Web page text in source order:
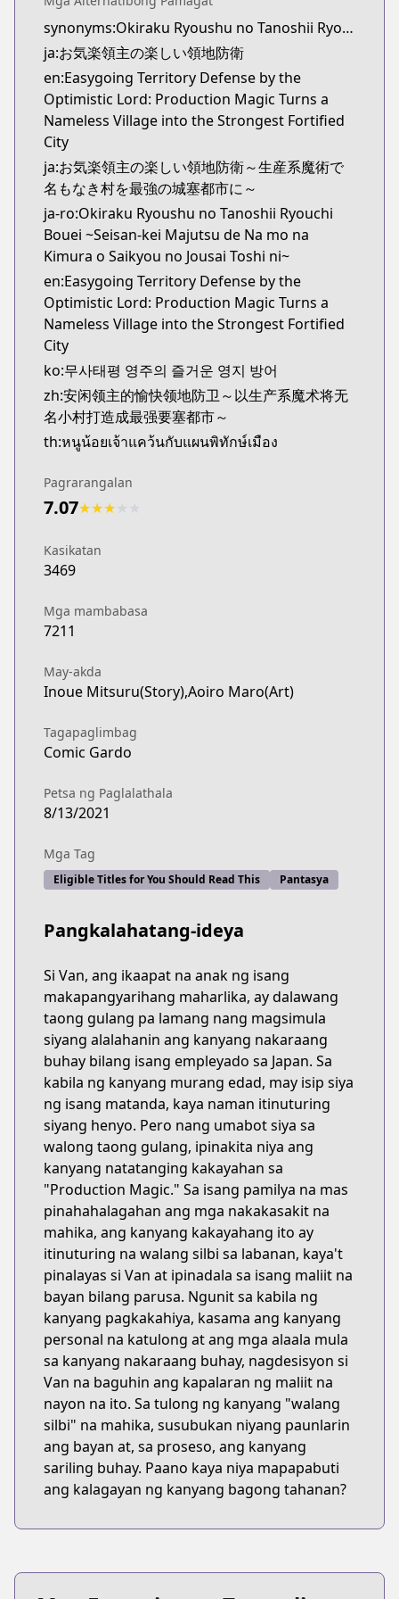
Kitsu
https://kitsu.app/manga/65012
CDJapan
CDJapan
https://www.anime-planet.com/manga/https://
MangaUpdates
MangaUpdates
https://www.mangaupdates.com/
novelUpdates
novelUpdates
https://www.novelupdates.com/series/fun-
Book☆Walker
Book☆Walker
https://bookwalker.jp/series/342851/list
Official English
Official English
https://sevenseasentertainment.com/series/
synonyms:Okiraku Ryoushu no Tanoshii Ryouchi Bouei: Seisankei Majutsu de Na mo Naki Mura wo Saikyou no Jousai Toshi ni,Fun Territory Defense by the Optimistic Lord
ja:お気楽領主の楽しい領地防衛
en:Easygoing Territory Defense by the
Optimistic Lord: Production Magic Turns a
Nameless Village into the Strongest Fortified
City
ja:お気楽領主の楽しい領地防衛～生産系魔術で
名もなき村を最強の城塞都市に～
ja-ro:Okiraku Ryoushu no Tanoshii Ryouchi
Bouei ~Seisan-kei Majutsu de Na mo na
Kimura o Saikyou no Jousai Toshi ni~
en:Easygoing Territory Defense by the
Optimistic Lord: Production Magic Turns a
Nameless Village into the Strongest Fortified
City
ko:무사태평 영주의 즐거운 영지 방어
zh:安闲领主的愉快领地防卫～以生产系魔术将无
名小村打造成最强要塞都市～
th:หนูน้อยเจ้าแคว้นกับแผนพิทักษ์เมือง
Pagrarangalan
7.07★★★
Kasikatan
3469
Mga mambabasa
7211
May-akda
Inoue Mitsuru(Story),Aoiro Maro(Art)
Tagapaglimbag
Comic Gardo
Petsa ng Paglalathala
8/13/2021
Mga Tag
Eligible Titles for You Should Read This Pantasya
Pangkalahatang-ideya
Si Van, ang ikaapat na anak ng isang
makapangyarihang maharlika, ay dalawang
taong gulang pa lamang nang magsimula
siyang alalahanin ang kanyang nakaraang
buhay bilang isang empleyado sa Japan. Sa
kabila ng kanyang murang edad, may isip siya
ng isang matanda, kaya naman itinuturing
siyang henyo. Pero nang umabot siya sa
walong taong gulang, ipinakita niya ang
kanyang natatanging kakayahan sa
"Production Magic." Sa isang pamilya na mas
pinahahalagahan ang mga nakakasakit na
mahika, ang kanyang kakayahang ito ay
itinuturing na walang silbi sa labanan, kaya't
pinalayas si Van at ipinadala sa isang maliit na
bayan bilang parusa. Ngunit sa kabila ng
kanyang pagkakahiya, kasama ang kanyang
personal na katulong at ang mga alaala mula
sa kanyang nakaraang buhay, nagdesisyon si
Van na baguhin ang kapalaran ng maliit na
nayon na ito. Sa tulong ng kanyang "walang
silbi" na mahika, susubukan niyang paunlarin
ang bayan at, sa proseso, ang kanyang
sariling buhay. Paano kaya niya mapapabuti
ang kalagayan ng kanyang bagong tahanan?